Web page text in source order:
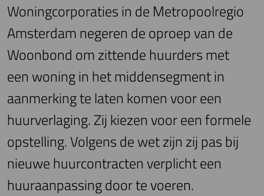
Woningcorporaties in de Metropoolregio
Amsterdam negeren de oproep van de
Woonbond om zittende huurders met
een woning in het middensegment in
aanmerking te laten komen voor een
huurverlaging. Zij kiezen voor een formele
opstelling. Volgens de wet zijn zij pas bij
nieuwe huurcontracten verplicht een
huuraanpassing door te voeren.